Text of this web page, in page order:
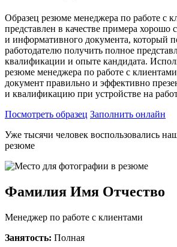
Образец резюме менеджера по работе с
представлен в качестве примера хорошо
и информативного документа, который
работодателю получить полное
квалификации и опыте кандидата.
резюме менеджера по работе с
документ правильно и эффективно
и квалификацию при устройстве на
Посмотреть образец Заполнить онлайн
Уже тысячи человек воспользовались
резюме
Фамилия Имя Отчество
Менеджер по работе с клиентами
Занятость: Полная